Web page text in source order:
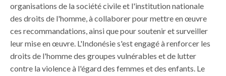
organisations de la société civile et l'institution nationale
des droits de l'homme, à collaborer pour mettre en œuvre
ces recommandations, ainsi que pour soutenir et surveiller
leur mise en œuvre. L'Indonésie s'est engagé à renforcer les
droits de l'homme des groupes vulnérables et de lutter
contre la violence à l'égard des femmes et des enfants. Le